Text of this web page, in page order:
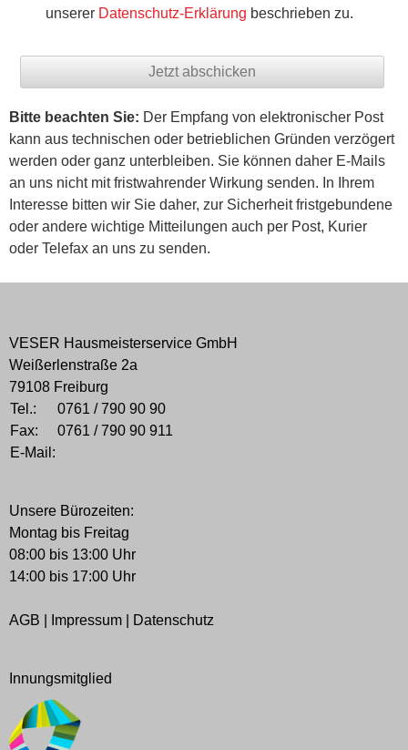
unserer Datenschutz-Erklärung beschrieben zu.
Bitte beachten Sie: Der Empfang von elektronischer Post
kann aus technischen oder betrieblichen Gründen verzögert
werden oder ganz unterbleiben. Sie können daher E-Mails
an uns nicht mit fristwahrender Wirkung senden. In Ihrem
Interesse bitten wir Sie daher, zur Sicherheit fristgebundene
oder andere wichtige Mitteilungen auch per Post, Kurier
oder Telefax an uns zu senden.
VESER Hausmeisterservice GmbH
Weißerlenstraße 2a
79108 Freiburg
Tel.:
0761 / 790 90 90
Fax:
0761 / 790 90 911
E-Mail:
Unsere Bürozeiten:
Montag bis Freitag
08:00 bis 13:00 Uhr
14:00 bis 17:00 Uhr
AGB Impressum Datenschutz
Innungsmitglied